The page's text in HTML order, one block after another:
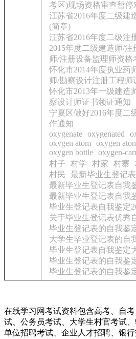
考区)现场资格审查暂停
江苏省2016年度二级建
(简章)
江苏省2016年度二级注
2015年度二级建造师/
师/注册设备监理师资
怀化市2014年度执业药
师/勘察设计注册工程师
怀化市2013年一级建造
察设计师证书领证通知
宁夏区做好2016年度二
作通知
oxygenate oxygenated
oxygen atom
oxygen
oxygen bottle oxygen-
村子
村学 村家 村寨
村民
最新毕业生登记
最新毕业生登记表自我
最新毕业生登记表自我
毕业生登记表自我鉴定
关于毕业生登记表优秀
毕业生登记表的自我鉴
大学生毕业登记表的自
毕业生登记表自我鉴定
毕业生登记表的自我鉴
毕业生登记表的自我鉴
在线学习网考试资料包含高考、自
试、公务员考试、大学生村官考试
单位招聘考试、企业人才招聘、银